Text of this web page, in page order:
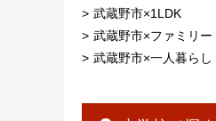
武蔵野市×1LDK
武蔵野市×ファミリー
武蔵野市×一人暮らし